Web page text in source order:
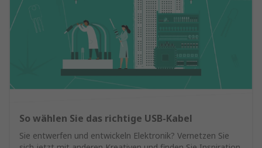
So wählen Sie das richtige USB-Kabel
Sie entwerfen und entwickeln Elektronik? Vernetzen Sie